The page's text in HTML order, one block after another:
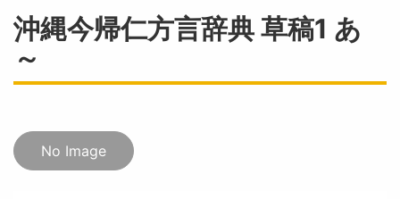
沖縄今帰仁方言辞典 草稿1 あ
～
No Image